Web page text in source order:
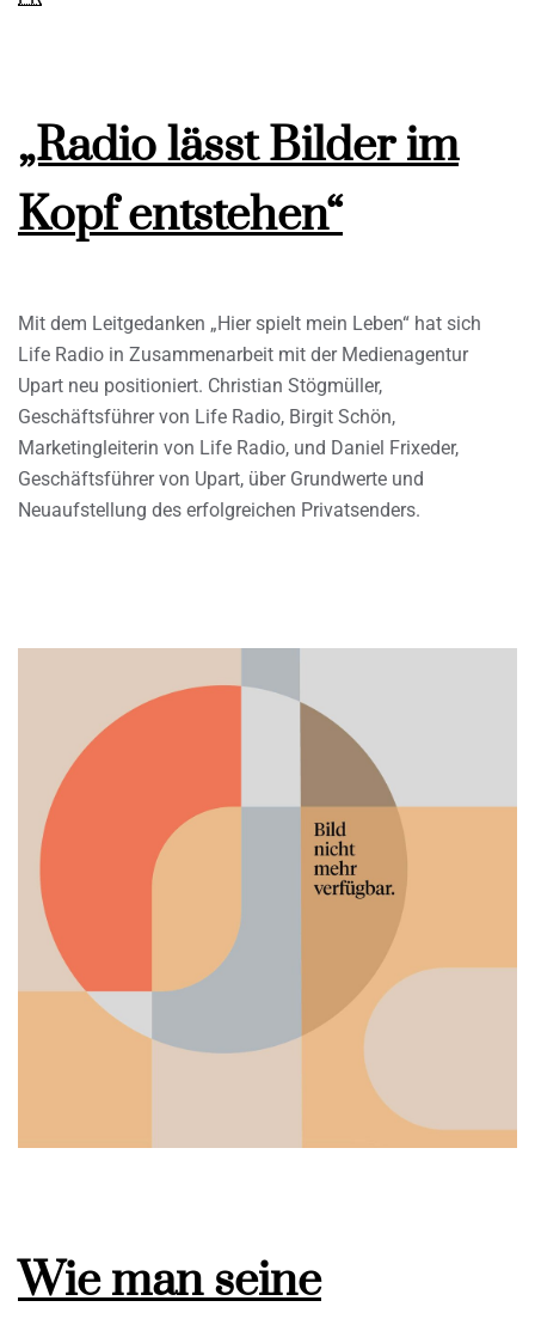
„Radio lässt Bilder im
Kopf entstehen“
Mit dem Leitgedanken „Hier spielt mein Leben“ hat sich
Life Radio in Zusammenarbeit mit der Medienagentur
Upart neu positioniert. Christian Stögmüller,
Geschäftsführer von Life Radio, Birgit Schön,
Marketingleiterin von Life Radio, und Daniel Frixeder,
Geschäftsführer von Upart, über Grundwerte und
Neuaufstellung des erfolgreichen Privatsenders.
Wie man seine